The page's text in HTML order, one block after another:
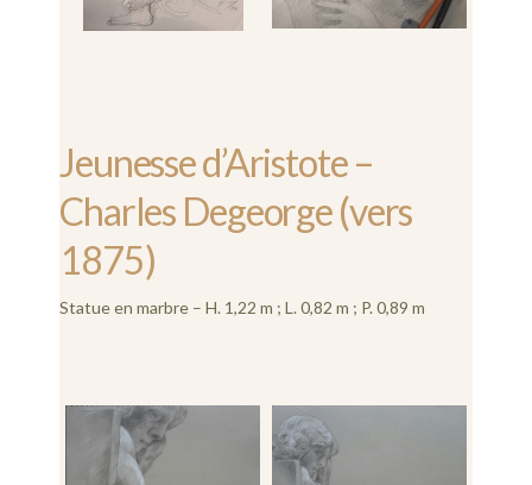
Jeunesse d’Aristote –
Charles Degeorge (vers
1875)
Statue en marbre – H. 1,22 m ; L. 0,82 m ; P. 0,89 m